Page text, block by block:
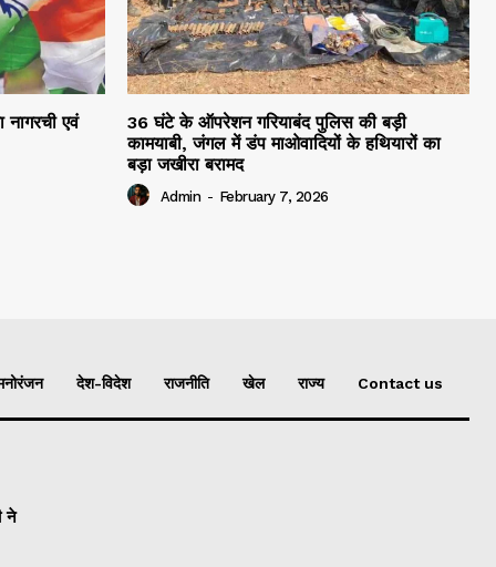
नागरची एवं
36 घंटे के ऑपरेशन गरियाबंद पुलिस की बड़ी
कामयाबी, जंगल में डंप माओवादियों के हथियारों का
बड़ा जखीरा बरामद
Admin - February 7, 2026
देश-विदेश राजनीति खेल राज्य Contact us
ने